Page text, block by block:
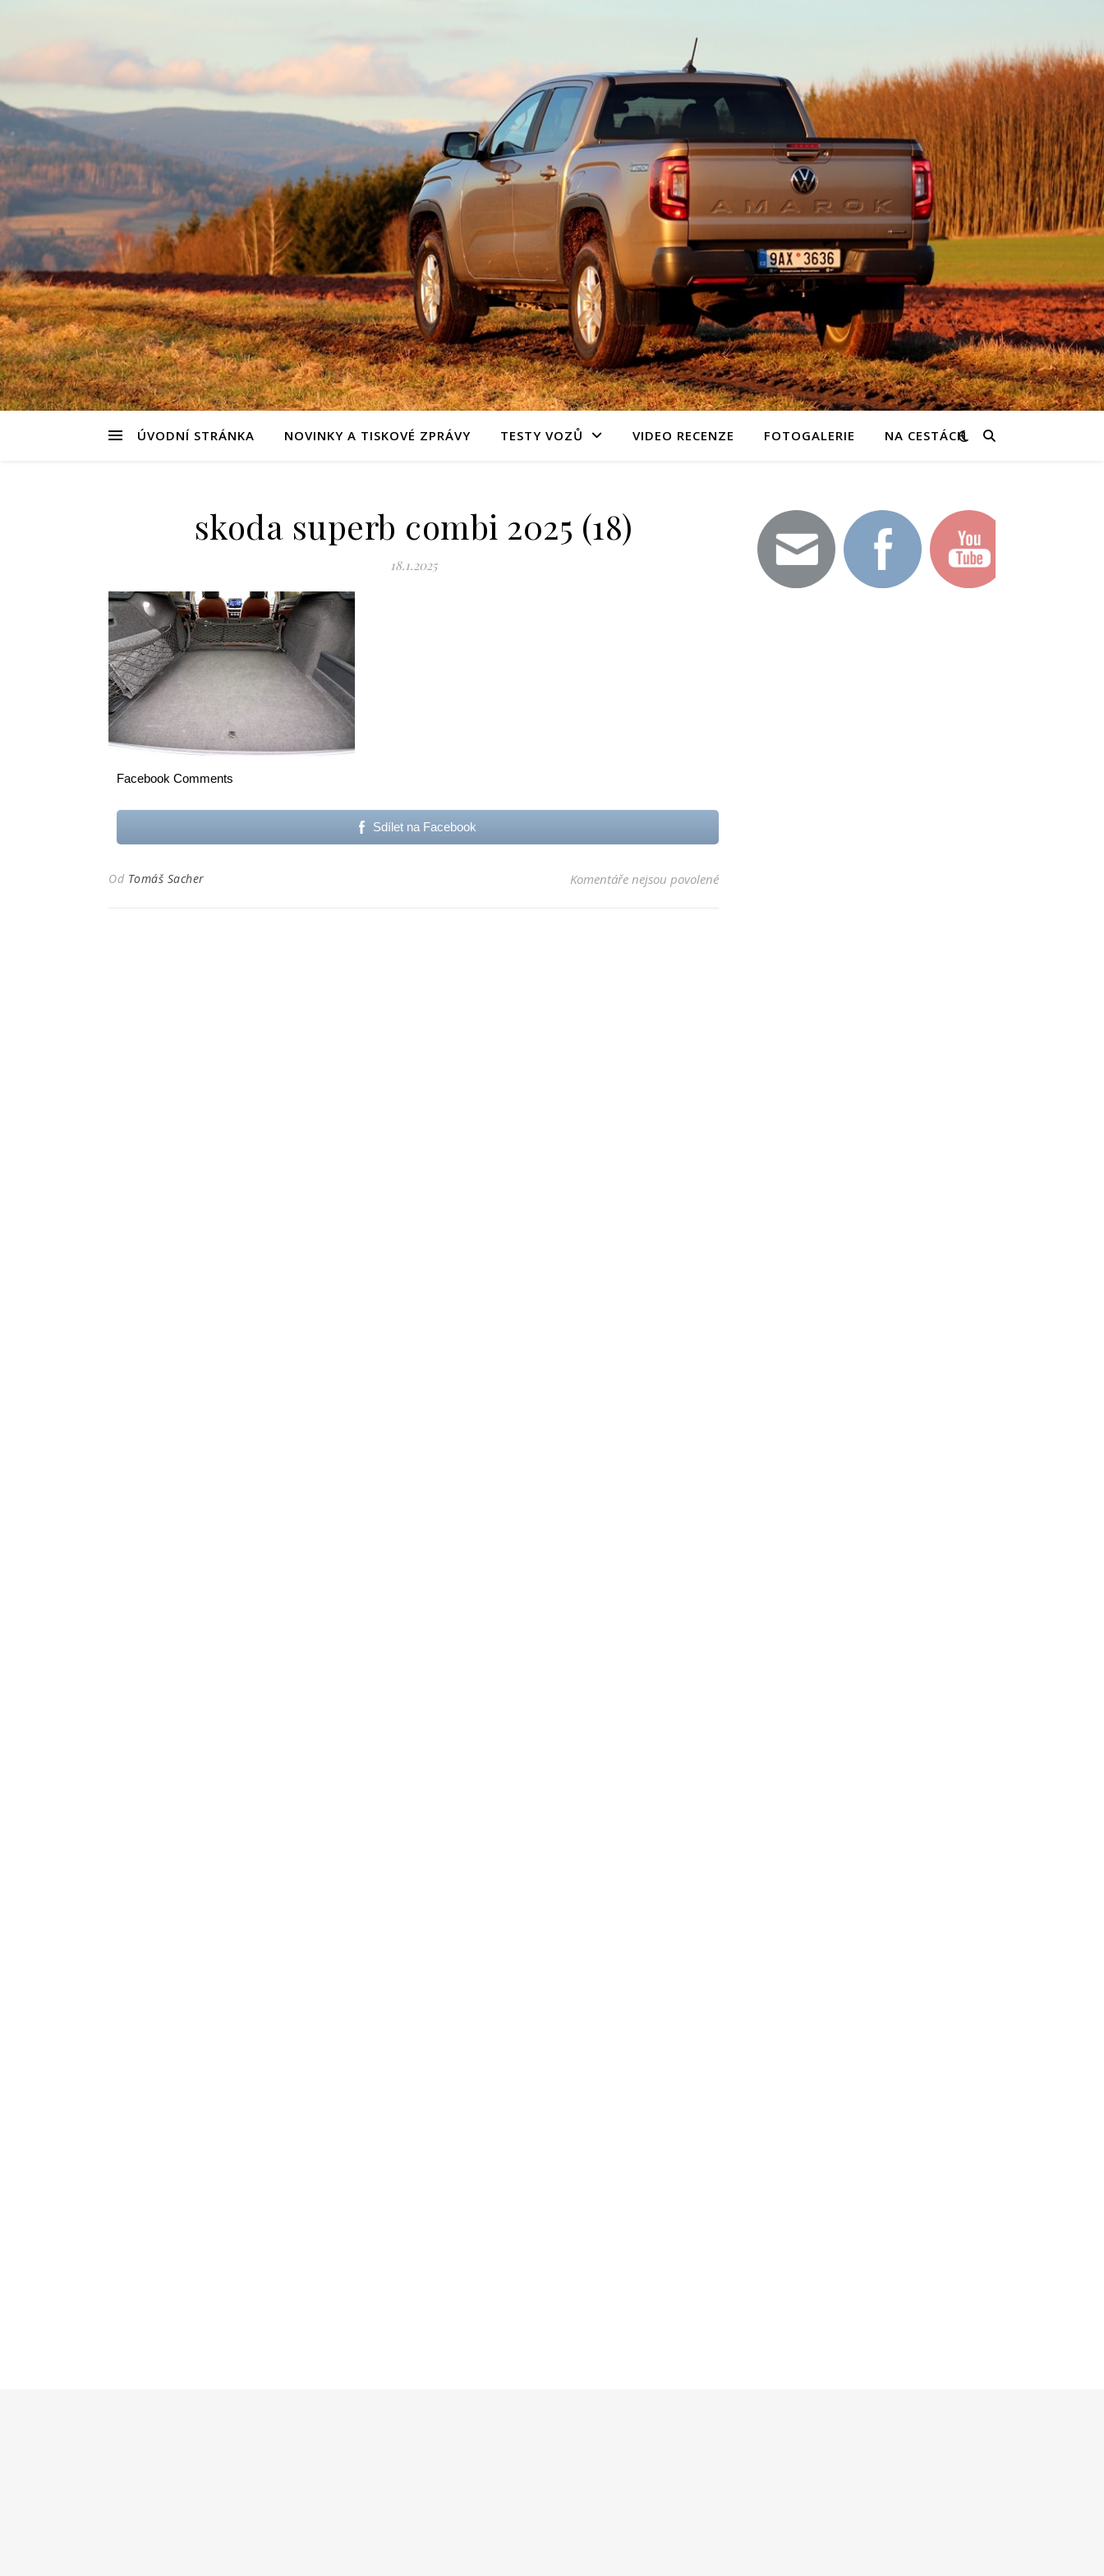
ÚVODNÍ STRÁNKA NOVINKY A TISKOVÉ ZPRÁVY TESTY VOZŮ VIDEO RECENZE FOTOGALERIE NA CESTÁCH
skoda superb combi 2025 (18)
18.1.2025
Facebook Comments
Sdílet na Facebook
Od Tomáš Sacher Komentáře nejsou povolenéu textu s názvem skoda superb combi 2025 (18)